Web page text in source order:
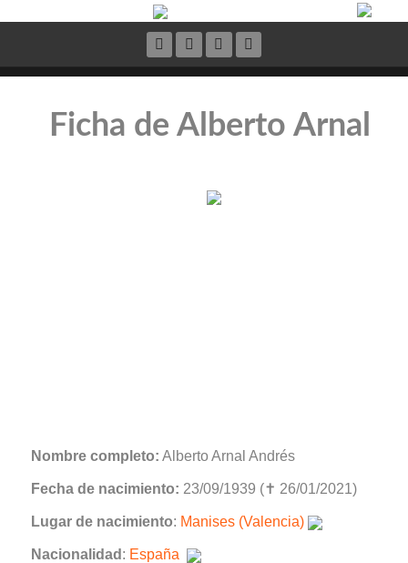
Ficha de Alberto Arnal
Nombre completo: Alberto Arnal Andrés
Fecha de nacimiento: 23/09/1939 (✝ 26/01/2021)
Lugar de nacimiento: Manises (Valencia)
Nacionalidad : España